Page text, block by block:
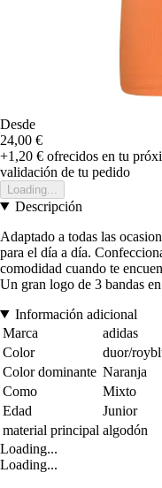
Desde
24,00 €
+1,20 € ofrecidos en tu
validación de tu pedido
Loading...
Descripción
Adaptado a todas las
para el día a día.
comodidad cuando te
Un gran logo de 3 bandas
Información adicional
Marca
adidas
Color
duor/
Color dominante Naranja
Como
Mixto
Edad
Junior
material principal algodón
Loading...
Loading...